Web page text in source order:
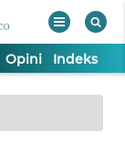
Opini Indeks